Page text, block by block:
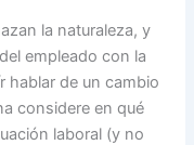
la naturaleza, y
empleado con la
hablar de un cambio
considere en qué
laboral (y no